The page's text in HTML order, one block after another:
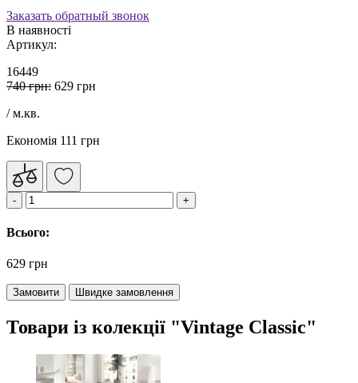
Заказать обратный звонок
В наявності
Артикул:
16449
740 грн: 629 грн
/ м.кв.
Економія 111 грн
Всього:
629 грн
Замовити Швидке замовлення
Товари із колекції "Vintage Classic"